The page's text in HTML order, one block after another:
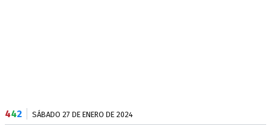
442 SÁBADO 27 DE ENERO DE 2024